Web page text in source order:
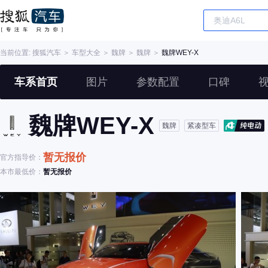
当前位置: 搜狐汽车 ＞ 车型大全 ＞ 魏牌 ＞ 魏牌 ＞ 魏牌WEY-X
车系首页 图片 参数配置 口碑
魏牌WEY-X 魏牌 紧凑型车
官方指导价： 暂无报价
本市最低价： 暂无报价